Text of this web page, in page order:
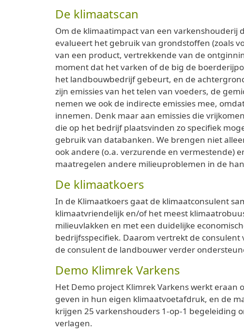
De klimaatscan
Om de klimaatimpact van een varkenshouderij
evalueert het gebruik van grondstoffen (zoals
van een product, vertrekkende van de
moment dat het varken of de big de
het landbouwbedrijf gebeurt, en de
zijn emissies van het telen van voeders, de
nemen we ook de indirecte emissies mee,
innemen. Denk maar aan emissies die
die op het bedrijf plaatsvinden zo specifiek
gebruik van databanken. We brengen niet
ook andere (o.a. verzurende en vermestende)
maatregelen andere milieuproblemen in de
De klimaatkoers
In de Klimaatkoers gaat de klimaatconsulent
klimaatvriendelijk en/of het meest
milieuvlakken en met een duidelijke
bedrijfsspecifiek. Daarom vertrekt de
de consulent de landbouwer verder
Demo Klimrek Varkens
Het Demo project Klimrek Varkens werkt
geven in hun eigen klimaatvoetafdruk, en de
krijgen 25 varkenshouders 1-op-1 begeleiding
verlagen.